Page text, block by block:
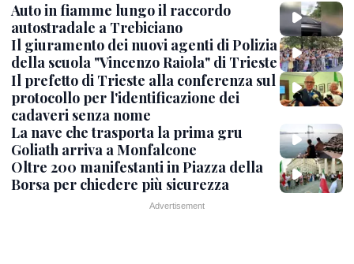
Auto in fiamme lungo il raccordo
autostradale a Trebiciano
Il giuramento dei nuovi agenti di Polizia
della scuola "Vincenzo Raiola" di Trieste
Il prefetto di Trieste alla conferenza sul
protocollo per l'identificazione dei
cadaveri senza nome
La nave che trasporta la prima gru
Goliath arriva a Monfalcone
Oltre 200 manifestanti in Piazza della
Borsa per chiedere più sicurezza